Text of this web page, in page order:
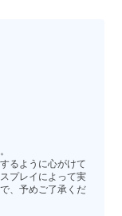
るように心がけて
プレイによって実
、予めご了承くだ